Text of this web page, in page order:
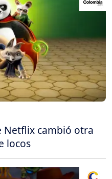
Netflix cambió otra
locos